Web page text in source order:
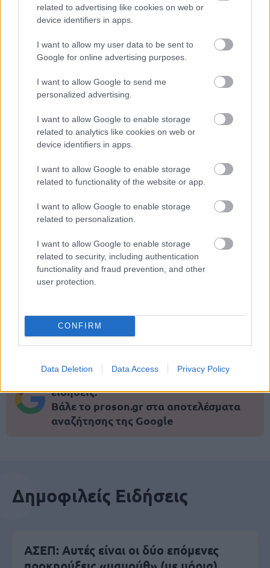
related to advertising like cookies on web or
device identifiers in apps.
I want to allow my user data to be sent to
Google for online advertising purposes.
I want to allow Google to send me
personalized advertising.
I want to allow Google to enable storage
related to analytics like cookies on web or
device identifiers in apps.
I want to allow Google to enable storage
related to functionality of the website or app.
I want to allow Google to enable storage
related to personalization.
I want to allow Google to enable storage
related to security, including authentication
functionality and fraud prevention, and other
user protection.
CONFIRM
Data Deletion Data Access Privacy Policy
πρόσθεταμέτρα προστασίας, τα οποία δεν
υλοποιήθηκαν.
«Μου είπε: “ Εγώ είμαι το αφεντικό και θα κάνεις
ό,τι σου λέω . Εσύ βάλε τον σωλήνα και είμαι εγώ
υπεύθυνος από εδώ και πέρα για το τι θα συμβεί”»,
ΑΣΕΠ: Πιστοποίηση Αγγλικών σε
μόνο 2 ημέρες στα χέρια σας
ΑΣΕΠ: Εξ αποστάσεως η πιο Εύκολη
Πιστοποίηση Υπολογιστών σε 2
Μάθε πρώτος όλες τις σημαντικές
ειδήσεις.
Βάλε το proson.gr στα αποτελέσματα
αναζήτησης της Google
Δημοφιλείς Ειδήσεις
ΑΣΕΠ: Αυτές είναι οι δύο επόμενες